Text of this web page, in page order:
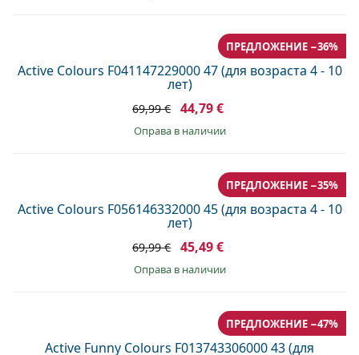
Active Colours F041147229000 47 (для возраста 4 - 10
лет)
ПРЕДЛОЖЕНИЕ −36%
69,99 € 44,79 €
оправа в наличии
Active Colours F056146332000 45 (для возраста 4 - 10
лет)
ПРЕДЛОЖЕНИЕ −35%
69,99 € 45,49 €
оправа в наличии
Active Funny Colours F013743306000 43 (для
ПРЕДЛОЖЕНИЕ −47%